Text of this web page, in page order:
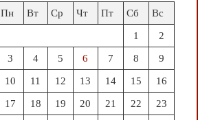
Пн
Вт Ср Чт Пт Сб Вс
1 2
3 4 5 6 7 8 9
10 11 12 13 14 15 16
17 18 19 20 21 22 23